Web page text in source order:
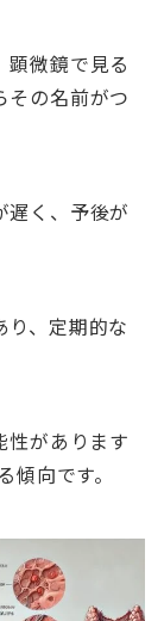
顕微鏡で見る
その名前がつ
遅く、予後が
り、定期的な
性があります
向です。